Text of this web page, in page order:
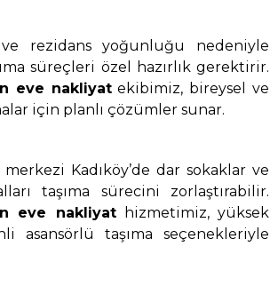
rezidans yoğunluğu nedeniyle
süreçleri özel hazırlık gerektirir.
eve nakliyatekibimiz, bireysel ve
için planlı çözümler sunar.
merkezi Kadıköy’de dar sokaklar ve
taşıma sürecini zorlaştırabilir.
eve nakliyathizmetimiz, yüksek
asansörlü taşıma seçenekleriyle